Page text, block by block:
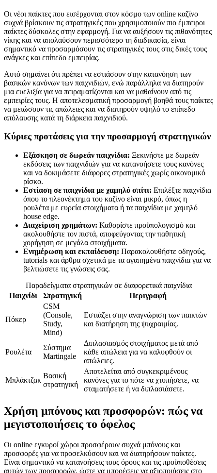
Οι νέοι παίκτες που εισέρχονται στον κόσμο των online καζίνο
συχνά βρίσκουν τις στρατηγικές που χρησιμοποιούν πιο έμπειροι
παίκτες δύσκολες στην εφαρμογή. Για να αυξήσουν τις πιθανότητες
νίκης και να απολαύσουν περισσότερο τη διαδικασία, είναι
σημαντικό να προσαρμόσουν τις στρατηγικές τους στις δικές τους
ανάγκες και επίπεδο εμπειρίας.
Αυτό σημαίνει ότι πρέπει να εστιάσουν στην κατανόηση των
βασικών κανόνων των παιχνιδιών, ενώ παράλληλα να διατηρούν
μια ευελιξία για να πειραματίζονται και να μαθαίνουν από τις
εμπειρίες τους. Η αποτελεσματική προσαρμογή βοηθά τους παίκτες
να μειώσουν τις απώλειες και να διατηρούν υψηλό το επίπεδο
απόλαυσης κατά τη διάρκεια παιχνιδιού.
Κύριες προτάσεις για την προσαρμογή στρατηγικών
Εξάσκηση σε δωρεάν παιχνίδια: Ξεκινήστε με δωρεάν
εκδόσεις των παιχνιδιών για να κατανοήσετε τους κανόνες
και να δοκιμάσετε διάφορες στρατηγικές χωρίς οικονομικό
ρίσκο.
Εστίαση σε παιχνίδια με χαμηλό σπίτι: Επιλέξτε παιχνίδια
όπου το πλεονέκτημα του καζίνο είναι μικρό, όπως η
ρουλέτα με ευρεία στοιχήματα ή τα παιχνίδια με χαμηλό
house edge.
Διαχείριση χρημάτων: Καθορίστε προϋπολογισμό και
ακολουθήστε τον πιστά, αποφεύγοντας την παθητική
χορήγηση σε μεγάλα στοιχήματα.
Ενημέρωση και εκπαίδευση: Παρακολουθήστε οδηγούς,
tutorials και άρθρα σχετικά με τα αγαπημένα παιχνίδια για να
βελτιώσετε τις γνώσεις σας.
Παραδείγματα στρατηγικών σε διαφορετικά παιχνίδια
Παιχνίδι
Στρατηγική Περιγραφή
Πόκερ
CSM
(Console,
Study,
Mind)
Εστιάζει στην αναγνώριση των παικτών
και διατήρηση της ψυχραιμίας.
Ρουλέτα
Σύστημα
Martingale
Διπλασιασμός στοιχήματος μετά από
κάθε απώλεια για να καλυφθούν οι
απώλειες.
Μπλάκτζακ
Βασική
στρατηγική
Αποτελείται από συγκεκριμένους
κανόνες για το πότε να χτυπήσετε, να
σταματήσετε ή να διπλασιάσετε.
Χρήση μπόνους και προσφορών: πώς να
μεγιστοποιήσεις το όφελος
Οι online εγκυροί χώροι προσφέρουν συχνά μπόνους και
προσφορές για να προσελκύσουν και να διατηρήσουν παίκτες.
Είναι σημαντικό να κατανοήσεις τους όρους και τις προϋποθέσεις
αυτών των προσφορών, ώστε να μπορέσεις να αξιοποιήσεις στο